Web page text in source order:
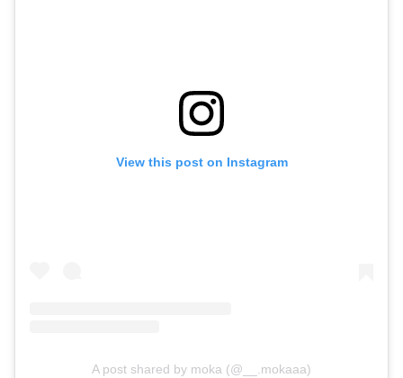
View this post on Instagram
A post shared by moka (@__.mokaaa)